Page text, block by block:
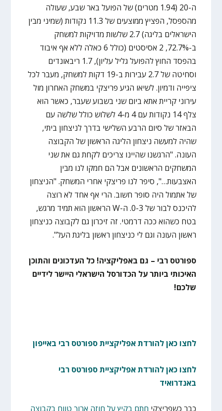
ה-20 (1.94 מטרים) של הפועל באר שבע, שעולה
מהספסל, הפציץ ממוצעים של 11.3 נקודות (שמיני מבין
הישראלים בליגה) 2.7 שלשות מדויקות למשחק
ב-72.7%, 2 אסיסטים (כולל 6 כאלה ללא אף איבוד
בהפסד החוץ להפועל גליל עליון), 1.7 ריבאונדים
וסחיטה של 2.7 עבירות ב-19 דקות למשחק, מעבר לכל
ציפייה ודמיון. לשיאו הגיע פריצקי במשחק האחרון מול
עירוני קריית אתא ביום שני בשבוע שעבר, כאשר הוא
צלף 14 נקודות עם 4 מ-4 לשלוש כולל שלשה עם
הבאזר של סיום הרבע השלישי בדרך לניצחון ביתי,
שהיה למעשה ניצחון הליגה הראשון של הקבוצה
העונה. "הרגשנו שהיינו צריכים לקחת גם את שני
המשחקים הראשונים אבל הם חמקו לנו מבין
האצבעות…", סיפר לנו פריצקי אחרי המשחק. "הניצחון
של אתמול היה סופר חשוב. הרי אף אחד לא רוצה
להיכנס לבור של 0-3. ה-W הראשון הוא תמיד מרגש,
בטח כשהוא ככה דרמטי. זה זיכרון גם לקבוצה כניצחון
ראשון העונה וגם לי כניצחון ראשון בליגת העל".
ספורטס רבי – גם באפליקציה! כל העדכונים והתוכן
האיכותי ביותר על הכדורסל הישראלי היישר לידיים
שלכם!
לחצו כאן להורדת אפליקציית ספורטס רבי באייפון
לחצו כאן להורדת אפליקציית ספורטס רבי
באנדרואיד
כבר כשפריצקי חתם בקיץ על חוזה ארוך טווח בקבוצה